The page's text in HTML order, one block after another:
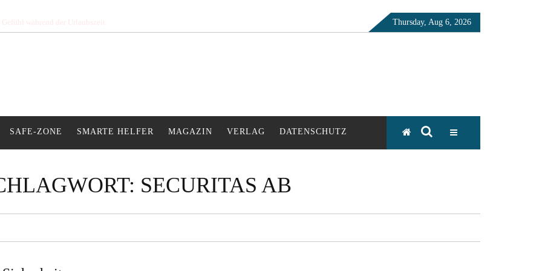
während der Urlaubszeit Thursday, Aug 6, 2026
SAFE-ZONE SMARTE HELFER MAGAZIN VERLAG DATENSCHUTZ
SECURITAS AB